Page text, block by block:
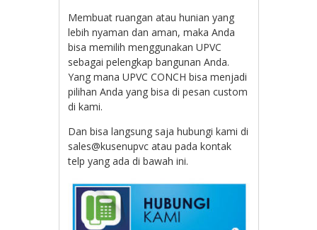
Membuat ruangan atau hunian yang
lebih nyaman dan aman, maka Anda
bisa memilih menggunakan UPVC
sebagai pelengkap bangunan Anda.
Yang mana UPVC CONCH bisa menjadi
pilihan Anda yang bisa di pesan custom
di kami.
Dan bisa langsung saja hubungi kami di
sales@kusenupvc atau pada kontak
telp yang ada di bawah ini.